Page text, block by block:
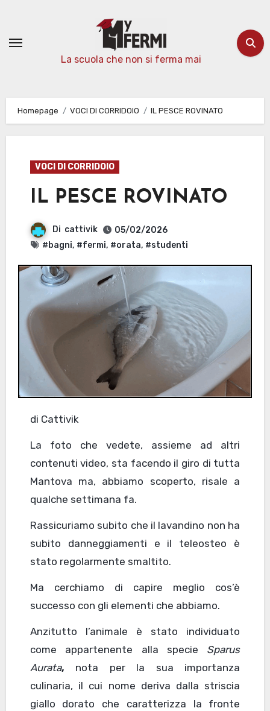
contenuto
La scuola che non si ferma mai
Homepage VOCI DI CORRIDOIO IL PESCE ROVINATO
VOCI DI CORRIDOIO
IL PESCE ROVINATO
Di cattivik
05/02/2026
#bagni, #fermi, #orata, #studenti
di Cattivik
La foto che vedete, assieme ad altri
contenuti video, sta facendo il giro di tutta
Mantova ma, abbiamo scoperto, risale a
qualche settimana fa.
Rassicuriamo subito che il lavandino non ha
subito danneggiamenti e il teleosteo è
stato regolarmente smaltito.
Ma cerchiamo di capire meglio cos’è
successo con gli elementi che abbiamo.
Anzitutto l’animale è stato individuato
come appartenente alla specie Sparus
Aurata, nota per la sua importanza
culinaria, il cui nome deriva dalla striscia
giallo dorato che caratterizza la fronte